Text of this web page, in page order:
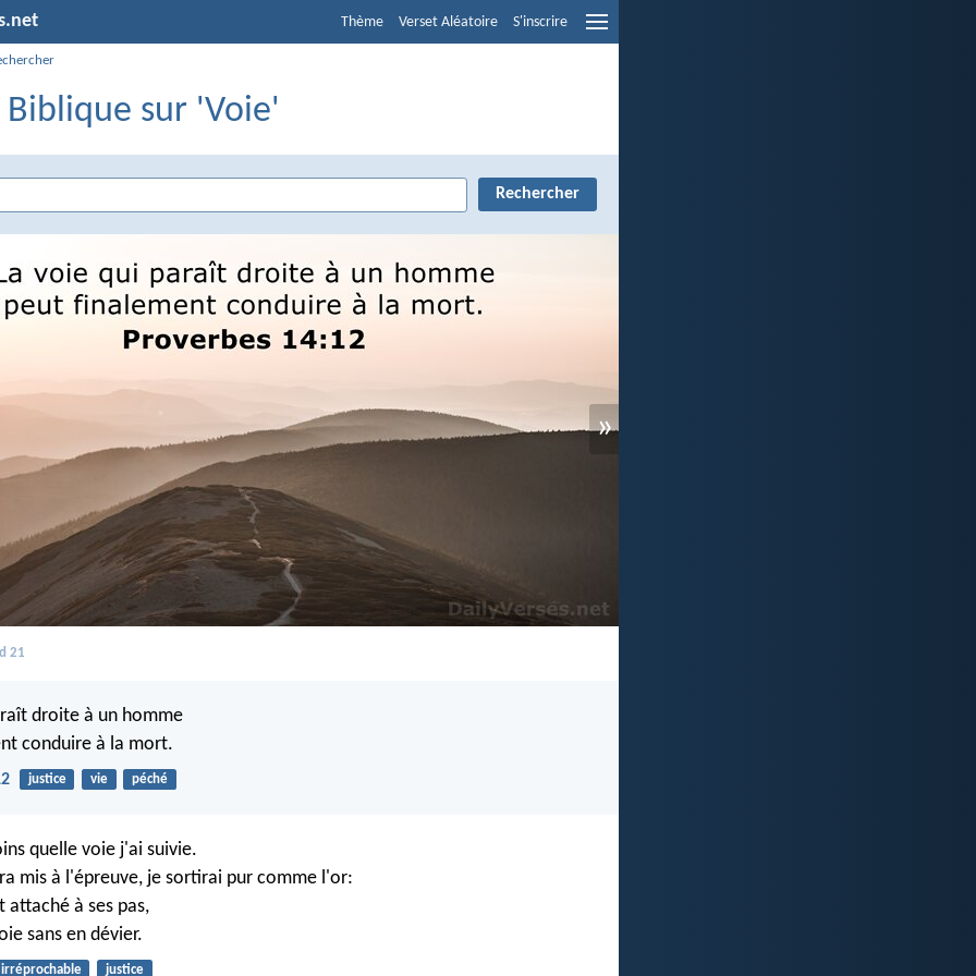
Thème Verset Aléatoire S'inscrire
Biblique sur 'Voie'
»
21
droite à un homme
conduire à la mort.
justice vie péché
quelle voie j'ai suivie.
mis à l'épreuve, je sortirai pur comme l'or:
attaché à ses pas,
sans en dévier.
irréprochable justice